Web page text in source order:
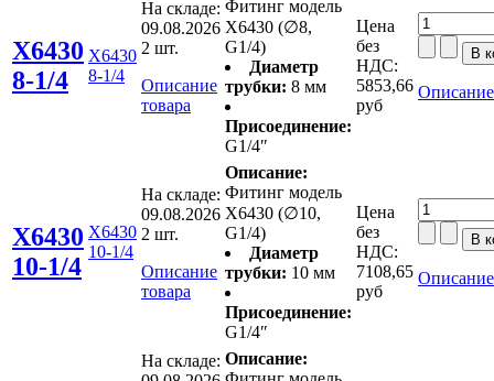
X6430
8-1/4
X6430
8-1/4
На складе:
09.08.2026
2 шт.
Описание
товара
Фитинг модель
X6430 (∅8,
G1/4)
Диаметр
трубки: 8 мм
Присоединение:
G1/4″
Цена
без
НДС:
5853,66
руб
Описание
X6430
10-1/4
X6430
10-1/4
На складе:
09.08.2026
2 шт.
Описание
товара
Описание:
Фитинг модель
X6430 (∅10,
G1/4)
Диаметр
трубки: 10 мм
Присоединение:
G1/4″
Цена
без
НДС:
7108,65
руб
Описание
На складе: Описание: